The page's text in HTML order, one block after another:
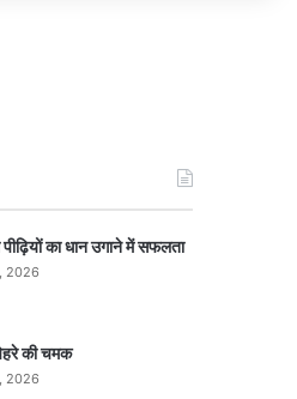
पीढ़ियों का धान उगाने में सफलता
2026
की चमक
2026